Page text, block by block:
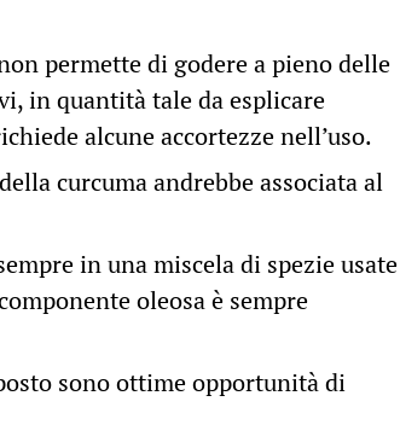
permette di godere a pieno delle
in quantità tale da esplicare
alcune accortezze nell’uso.
curcuma andrebbe associata al
in una miscela di spezie usate
oleosa è sempre
sono ottime opportunità di